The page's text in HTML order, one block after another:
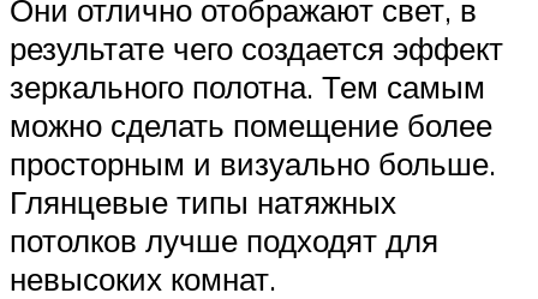
Они отлично отображают свет, в
результате чего создается эффект
зеркального полотна. Тем самым
можно сделать помещение более
просторным и визуально больше.
Глянцевые типы натяжных
потолков лучше подходят для
невысоких комнат.